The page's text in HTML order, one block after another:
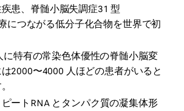
患、脊髄小脳失調症31 型
につながる低分子化合物を世界で初
に特有の常染色体優性の脊髄小脳変
2000〜4000 人ほどの患者がいると
ートRNA とタンパク質の凝集体形